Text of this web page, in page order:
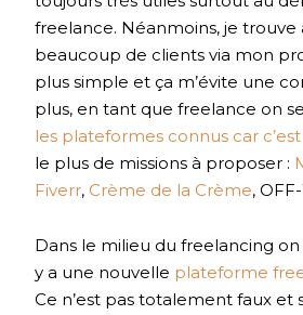
freelance. Néanmoins, je trouve
beaucoup de clients via mon
plus simple et ça m’évite une
plus, en tant que freelance on
les plateformes connus car
le plus de missions à proposer :
Fiverr, Crème de la Crème,
Dans le milieu du freelancing on
y a une nouvelle plateforme
Ce n’est pas totalement faux et